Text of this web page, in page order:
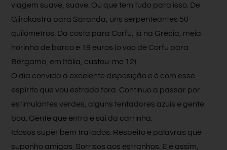
viagem suave, suave. Ou que tem tudo para isso. De
Gjirokastra para Saranda, uns serpenteantes 50
quilómetros. Da costa para Corfu, já na Grécia, meia
horinha de barco e 19 euros (o voo de Corfu para
Bérgamo, em Itália, custou-me 12).
O dia convida a excelente disposição e é com esse
espírito que vou estrada fora. Continuo a passar por
estimulantes verdes, alguns tentadores azuis e gente
boa. Gente que entra e sai da carrinha.
Idosos super bem tratados. Respeito e palavras que
suponho amigas. Sorrisos aos estranhos. E é assim,